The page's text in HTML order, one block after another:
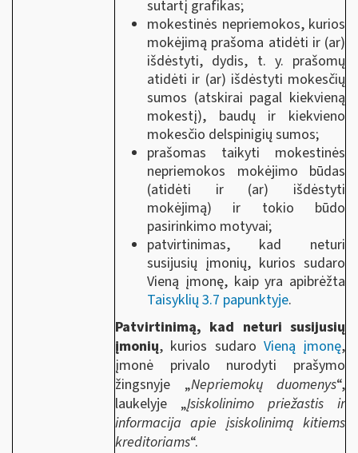
sutartį grafikas;
mokestinės nepriemokos, kurios
mokėjimą prašoma atidėti ir (ar)
išdėstyti, dydis, t. y. prašomų
atidėti ir (ar) išdėstyti mokesčių
sumos (atskirai pagal kiekvieną
mokestį), baudų ir kiekvieno
mokesčio delspinigių sumos;
prašomas taikyti mokestinės
nepriemokos mokėjimo būdas
(atidėti ir (ar) išdėstyti
mokėjimą) ir tokio būdo
pasirinkimo motyvai;
patvirtinimas, kad neturi
susijusių įmonių, kurios sudaro
Vieną įmonę, kaip yra apibrėžta
Taisyklių 3.7 papunktyje.
Patvirtinimą, kad neturi susijusių
įmonių, kurios sudaro Vieną įmonę,
įmonė privalo nurodyti prašymo
žingsnyje „Nepriemokų duomenys“,
laukelyje „Įsiskolinimo priežastis ir
informacija apie įsiskolinimą kitiems
kreditoriams“.